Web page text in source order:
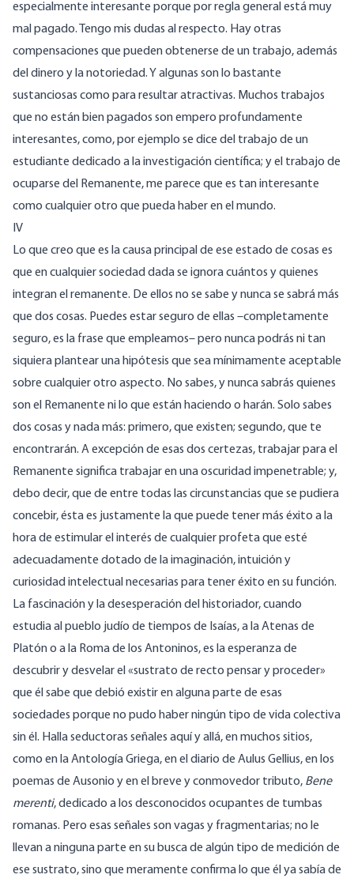
especialmente interesante porque por regla general está muy
mal pagado. Tengo mis dudas al respecto. Hay otras
compensaciones que pueden obtenerse de un trabajo, además
del dinero y la notoriedad. Y algunas son lo bastante
sustanciosas como para resultar atractivas. Muchos trabajos
que no están bien pagados son empero profundamente
interesantes, como, por ejemplo se dice del trabajo de un
estudiante dedicado a la investigación científica; y el trabajo de
ocuparse del Remanente, me parece que es tan interesante
como cualquier otro que pueda haber en el mundo.
IV
Lo que creo que es la causa principal de ese estado de cosas es
que en cualquier sociedad dada se ignora cuántos y quienes
integran el remanente. De ellos no se sabe y nunca se sabrá más
que dos cosas. Puedes estar seguro de ellas –completamente
seguro, es la frase que empleamos– pero nunca podrás ni tan
siquiera plantear una hipótesis que sea mínimamente aceptable
sobre cualquier otro aspecto. No sabes, y nunca sabrás quienes
son el Remanente ni lo que están haciendo o harán. Solo sabes
dos cosas y nada más: primero, que existen; segundo, que te
encontrarán. A excepción de esas dos certezas, trabajar para el
Remanente significa trabajar en una oscuridad impenetrable; y,
debo decir, que de entre todas las circunstancias que se pudiera
concebir, ésta es justamente la que puede tener más éxito a la
hora de estimular el interés de cualquier profeta que esté
adecuadamente dotado de la imaginación, intuición y
curiosidad intelectual necesarias para tener éxito en su función.
La fascinación y la desesperación del historiador, cuando
estudia al pueblo judío de tiempos de Isaías, a la Atenas de
Platón o a la Roma de los Antoninos, es la esperanza de
descubrir y desvelar el «sustrato de recto pensar y proceder»
que él sabe que debió existir en alguna parte de esas
sociedades porque no pudo haber ningún tipo de vida colectiva
sin él. Halla seductoras señales aquí y allá, en muchos sitios,
como en la Antología Griega, en el diario de Aulus Gellius, en los
poemas de Ausonio y en el breve y conmovedor tributo, Bene
merenti, dedicado a los desconocidos ocupantes de tumbas
romanas. Pero esas señales son vagas y fragmentarias; no le
llevan a ninguna parte en su busca de algún tipo de medición de
ese sustrato, sino que meramente confirma lo que él ya sabía de